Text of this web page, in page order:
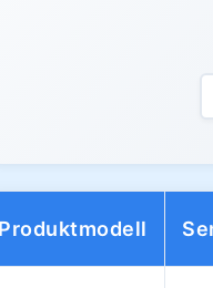
Produktmodell